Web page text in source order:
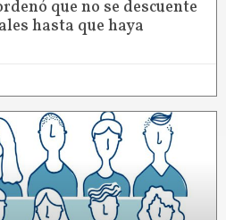
que no se descuente
hasta que haya